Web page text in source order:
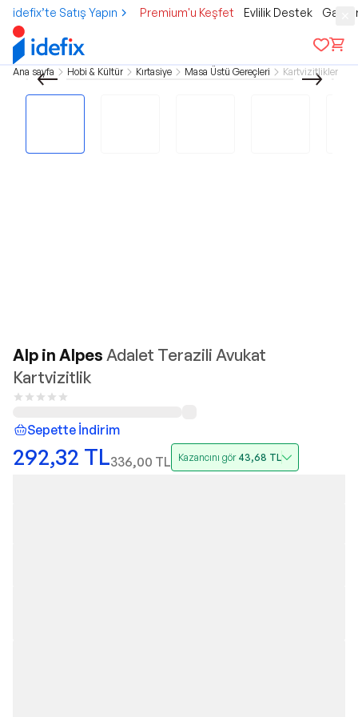
idefix’te Satış Yapın Premium'u Keşfet Evlilik Destek
Ana sayfa Hobi & Kültür Kırtasiye Masa Üstü Gereçleri Kartvizitlikler
Alp in Alpes Adalet Terazili Avukat
Kartvizitlik
Sepette İndirim
292,32 TL336,00 TL Kazancını gör 43,68 TL